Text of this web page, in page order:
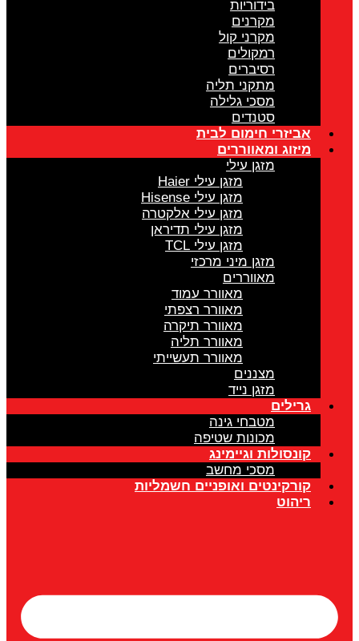
בידוריות
מקרנים
מקרני קול
רמקולים
רסיברים
מתקני תליה
מסכי גלילה
סטנדים
אביזרי חימום לבית
מיזוג ומאווררים
מזגן עילי
מזגן עילי Haier
מזגן עילי Hisense
מזגן עילי אלקטרה
מזגן עילי תדיראן
מזגן עילי TCL
מזגן מיני מרכזי
מאווררים
מאוורר עמוד
מאוורר רצפתי
מאוורר תיקרה
מאוורר תליה
מאוורר תעשייתי
מצננים
מזגן נייד
גרילים
מטבחי גינה
מכונות שטיפה
קונסולות וגיימינג
מסכי מחשב
קורקינטים ואופניים חשמליות
ריהוט